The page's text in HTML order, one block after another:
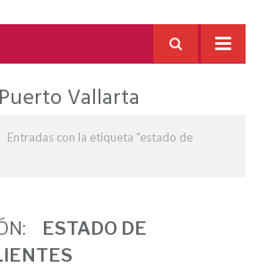
Vallarta
Entradas con la etiqueta "estado de
ESTADO DE